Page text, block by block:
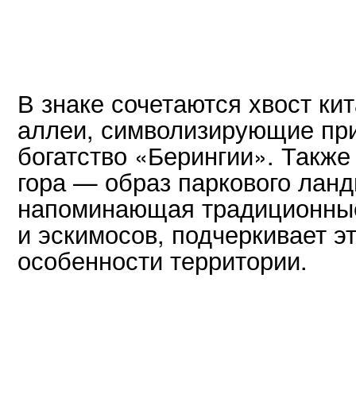
В знаке сочетаются хвост
аллеи, символизирующие
богатство «Берингии».
гора — образ паркового
напоминающая
и эскимосов, подчеркивает
особенности территории.